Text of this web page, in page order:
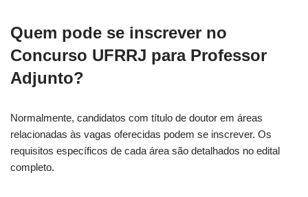
Quem pode se inscrever no
Concurso UFRRJ para Professor
Adjunto?
Normalmente, candidatos com título de doutor em áreas
relacionadas às vagas oferecidas podem se inscrever. Os
requisitos específicos de cada área são detalhados no edital
completo.